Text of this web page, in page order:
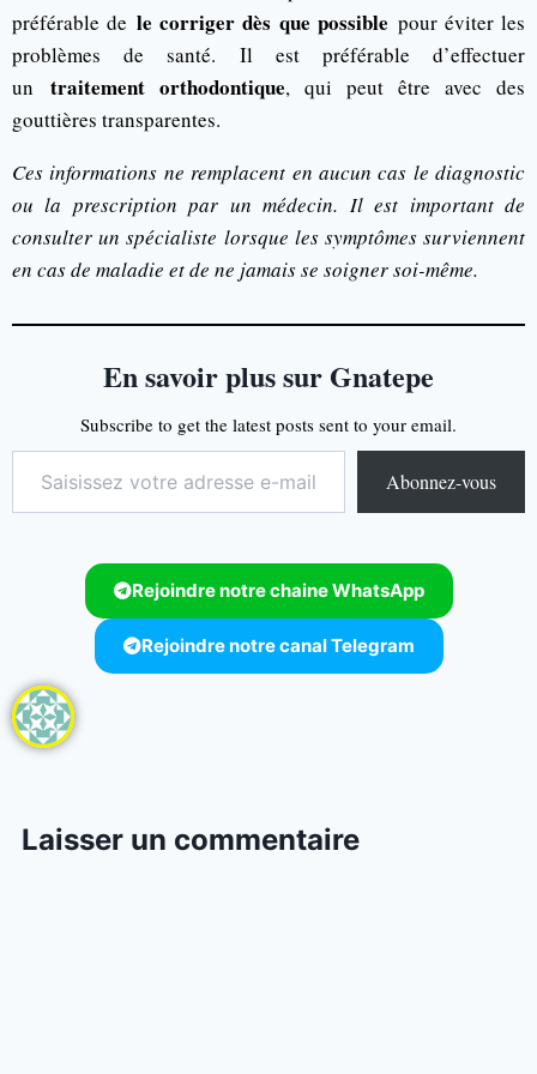
préférable dele corriger dès que possible pour éviter les
problèmes de santé. Il est préférable d’effectuer
un traitement orthodontique, qui peut être avec des
gouttières transparentes.
Ces informations ne remplacent en aucun cas le diagnostic
ou la prescription par un médecin. Il est important de
consulter un spécialiste lorsque les symptômes surviennent
en cas de maladie et de ne jamais se soigner soi-même.
En savoir plus sur Gnatepe
Subscribe to get the latest posts sent to your email.
Abonnez-vous
Rejoindre notre chaine WhatsApp
Rejoindre notre canal Telegram
Laisser un commentaire